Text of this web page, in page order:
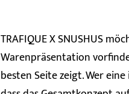
TRAFIQUE X SNUSHUS
Warenpräsentation
besten Seite zeigt. Wer